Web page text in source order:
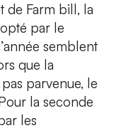
de Farm bill, la
par le
semblent
que la
parvenue, le
la seconde
les